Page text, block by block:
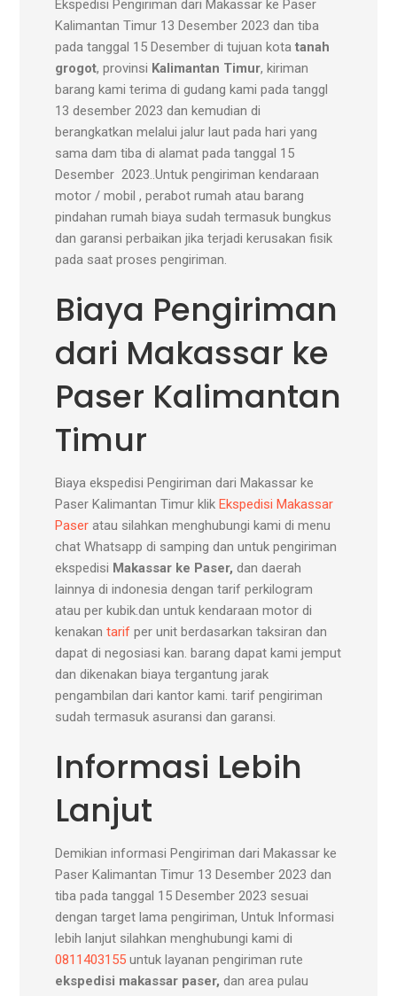
Ekspedisi Pengiriman dari Makassar ke Paser
Kalimantan Timur 13 Desember 2023 dan tiba
pada tanggal 15 Desember di tujuan kotatanah
grogot, provinsi Kalimantan Timur, kiriman
barang kami terima di gudang kami pada tanggl
13 desember 2023 dan kemudian di
berangkatkan melalui jalur laut pada hari yang
sama dam tiba di alamat pada tanggal 15
Desember 2023..Untuk pengiriman kendaraan
motor / mobil , perabot rumah atau barang
pindahan rumah biaya sudah termasuk bungkus
dan garansi perbaikan jika terjadi kerusakan fisik
pada saat proses pengiriman.
Biaya Pengiriman
dari Makassar ke
Paser Kalimantan
Timur
Biaya ekspedisi Pengiriman dari Makassar ke
Paser Kalimantan Timur klikEkspedisi Makassar
Paser atau silahkan menghubungi kami di menu
chat Whatsapp di samping dan untuk pengiriman
ekspedisi Makassar ke Paser,dan daerah
lainnya di indonesia dengan tarif perkilogram
atau per kubik.dan untuk kendaraan motor di
kenakantarif per unit berdasarkan taksiran dan
dapat di negosiasi kan. barang dapat kami jemput
dan dikenakan biaya tergantung jarak
pengambilan dari kantor kami. tarif pengiriman
sudah termasuk asuransi dan garansi.
Informasi Lebih
Lanjut
Demikian informasi Pengiriman dari Makassar ke
Paser Kalimantan Timur 13 Desember 2023 dan
tiba pada tanggal 15 Desember 2023 sesuai
dengan target lama pengiriman, Untuk Informasi
lebih lanjut silahkan menghubungi kami di
0811403155 untuk layanan pengiriman rute
ekspedisi makassar paser,dan area pulau